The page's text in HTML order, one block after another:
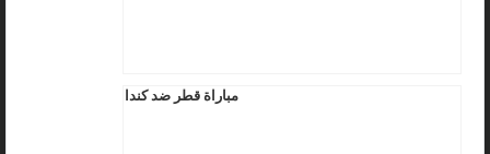
مباراة قطر ضد كندا